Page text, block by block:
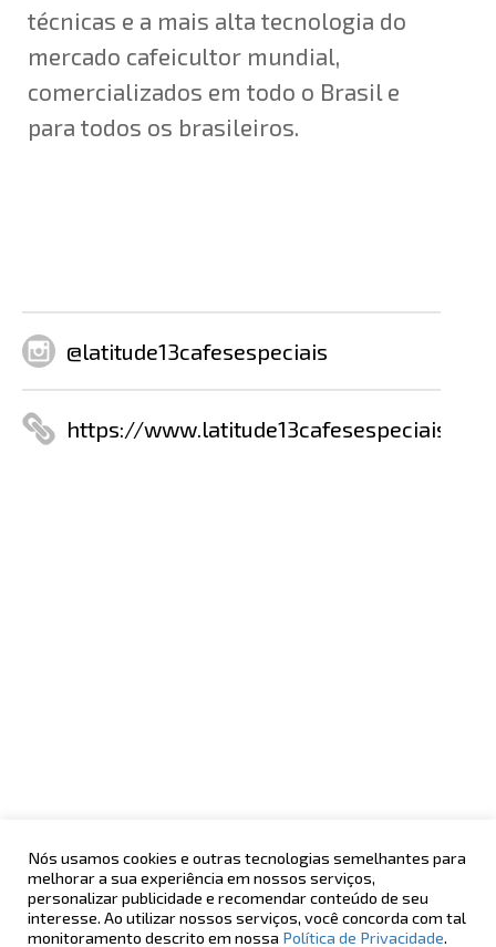
@latitude13cafesespeciais
https://
técnicas e a mais alta tecnologia do
mercado cafeicultor mundial,
comercializados em todo o Brasil e
para todos os brasileiros.
AV. CENTENÁRIO, 2992
CHAME CHAME - SALVADOR - BA
ATENDIMENTO OUVIDORIA
POLÍTICA DE PRIVACIDADE
MERCHANDISING
ÁREA DO LOJISTA
Nós usamos cookies e outras tecnologias semelhantes para
melhorar a sua experiência em nossos serviços,
personalizar publicidade e recomendar conteúdo de seu
interesse. Ao utilizar nossos serviços, você concorda com tal
monitoramento descrito em nossa Política de Privacidade.